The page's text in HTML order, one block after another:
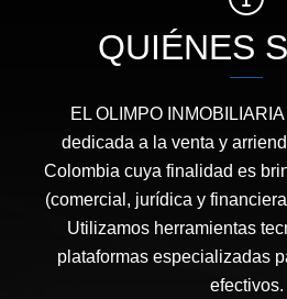
QUIÉNES
EL OLIMPO
dedicada a la venta y
Colombia cuya finalidad es
(comercial, jurídica y
Utilizamos herramientas
plataformas especializadas
efectivos.